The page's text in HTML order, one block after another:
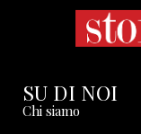
SU DI NOI
Chi siamo